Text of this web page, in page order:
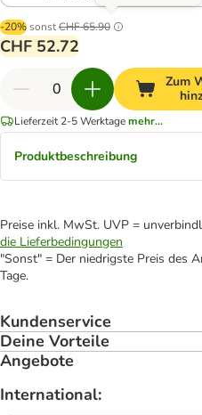
-20%sonstCHF 65.90
CHF 52.72
Zum
Lieferzeit 2-5 Werktagemehr...
Produktbeschreibung
Preise inkl. MwSt. UVP =
die Lieferbedingungen
"Sonst" = Der niedrigste Preis des
Tage.
Kundenservice
Deine Vorteile
Angebote
International: